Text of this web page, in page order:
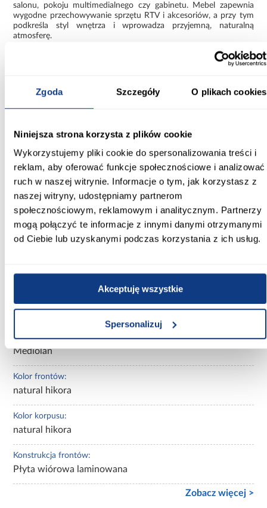
Zgoda Szczegóły O plikach cookies
Niniejsza strona korzysta z plików cookie
Wykorzystujemy pliki cookie do spersonalizowania treści i
reklam, aby oferować funkcje społecznościowe i analizować
ruch w naszej witrynie. Informacje o tym, jak korzystasz z
naszej witryny, udostępniamy partnerom
społecznościowym, reklamowym i analitycznym. Partnerzy
mogą połączyć te informacje z innymi danymi otrzymanymi
od Ciebie lub uzyskanymi podczas korzystania z ich usług.
Akceptuję wszystkie
Spersonalizuj
salonu, pokoju multimedialnego czy gabinetu. Mebel zapewnia
wygodne przechowywanie sprzętu RTV i akcesoriów, a przy tym
podkreśla styl wnętrza i wprowadza przyjemną, naturalną
atmosferę.
Informacje o
Głębokość [cm]:
41.00
Wysokość [cm]:
47.50
natural hikora
2-drzwiowa
1-szuflada
Kolekcja:
Mediolan
Kolor frontów:
natural hikora
Kolor korpusu:
natural hikora
Konstrukcja frontów:
Płyta wiórowa laminowana
Zobacz więcej >